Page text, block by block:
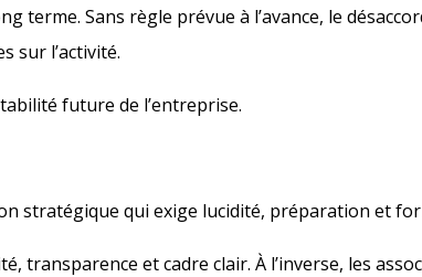
Sans règle prévue à l’avance, le
sur l’activité.
future de l’entreprise.
stratégique qui exige lucidité, préparation et
et cadre clair. À l’inverse, les